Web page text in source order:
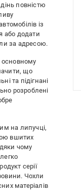
повністю
із
або додати
за адресою.
основному
що
та підігнані
розроблені
на липучці,
вшитих
чому
серії
Чохли
матеріалів